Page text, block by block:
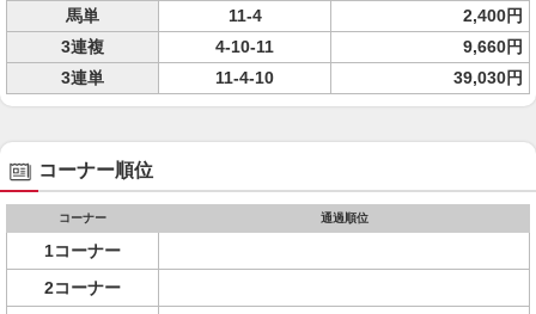
馬単
11-4
2,400円
3連複
4-10-11
9,660円
3連単
11-4-10 39,030円
コーナー順位
コーナー 通過順位
1コーナー
2コーナー